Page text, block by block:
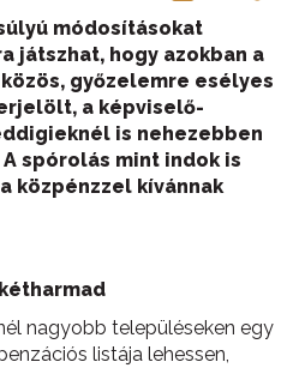
módosításokat
játszhat, hogy azokban a
győzelemre esélyes
a képviselő-
is nehezebben
spórolás mint indok is
közpénzzel kívánnak
nagyobb településeken egy
listája lehessen,